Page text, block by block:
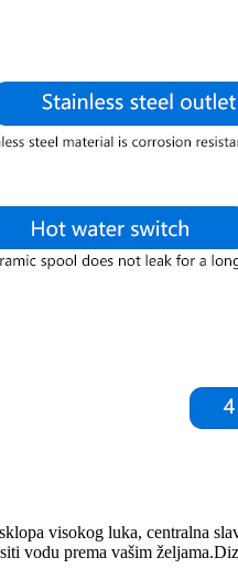
visokog luka, centralna
vodu prema vašim